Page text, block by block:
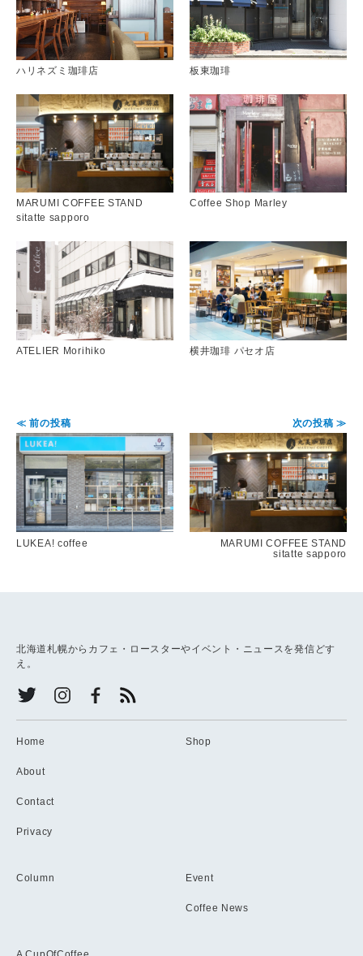
ハリネズミ珈琲店 板東珈琲
MARUMI COFFEE STAND
sitatte sapporo
Coffee Shop Marley
ATELIER Morihiko 横井珈琲 パセオ店
≪ 前の投稿
LUKEA! coffee
次の投稿 ≫
MARUMI COFFEE STAND
sitatte sapporo
北海道札幌からカフェ・ロースターやイベント・ニュースを発信どす
え。
Home
About
Contact
Privacy
Shop
Column Event
Coffee News